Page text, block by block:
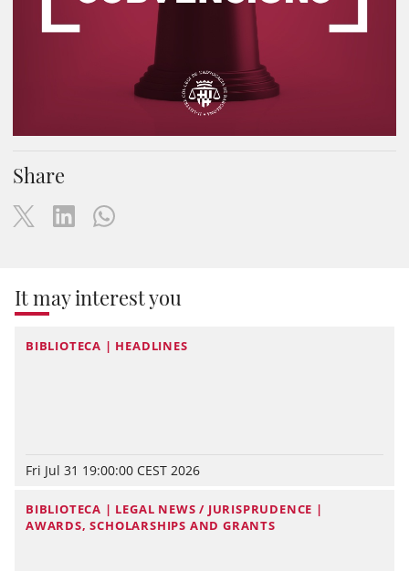
Share
It may interest you
BIBLIOTECA | HEADLINES
Fri Jul 31 19:00:00 CEST 2026
BIBLIOTECA | LEGAL NEWS / JURISPRUDENCE |
AWARDS, SCHOLARSHIPS AND GRANTS